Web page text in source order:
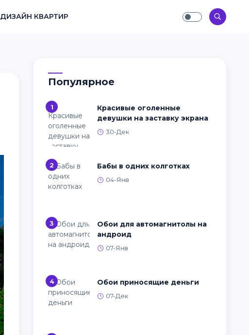
ДИЗАЙН КВАРТИР
Популярное
1
Красивые оголенные
девушки на заставку экрана
30-Дек
2 Бабы в одних колготках
04-Янв
3
Обои для автомагнитолы на
андроид
07-Янв
4 Обои приносящие деньги
07-Дек